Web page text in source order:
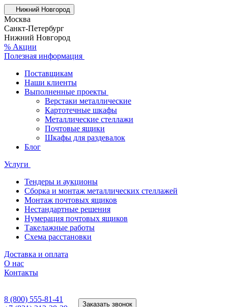
Нижний Новгород
Москва
Санкт-Петербург
Нижний Новгород
% Акции
Полезная информация
Поставщикам
Наши клиенты
Выполненные проекты
Верстаки металлические
Картотечные шкафы
Металлические стеллажи
Почтовые ящики
Шкафы для раздевалок
Блог
Услуги
Тендеры и аукционы
Сборка и монтаж металлических стеллажей
Монтаж почтовых ящиков
Нестандартные решения
Нумерация почтовых ящиков
Такелажные работы
Схема расстановки
Доставка и оплата
О нас
Контакты
8 (800) 555-81-41
Заказать звонок